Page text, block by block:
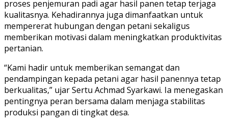
proses penjemuran padi agar hasil panen tetap terjaga
kualitasnya. Kehadirannya juga dimanfaatkan untuk
mempererat hubungan dengan petani sekaligus
memberikan motivasi dalam meningkatkan produktivitas
pertanian.
“Kami hadir untuk memberikan semangat dan
pendampingan kepada petani agar hasil panennya tetap
berkualitas,” ujar Sertu Achmad Syarkawi. Ia menegaskan
pentingnya peran bersama dalam menjaga stabilitas
produksi pangan di tingkat desa.